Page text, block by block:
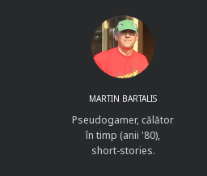
MARTIN BARTALIS
Pseudogamer, călător
în timp (anii '80),
short-stories.